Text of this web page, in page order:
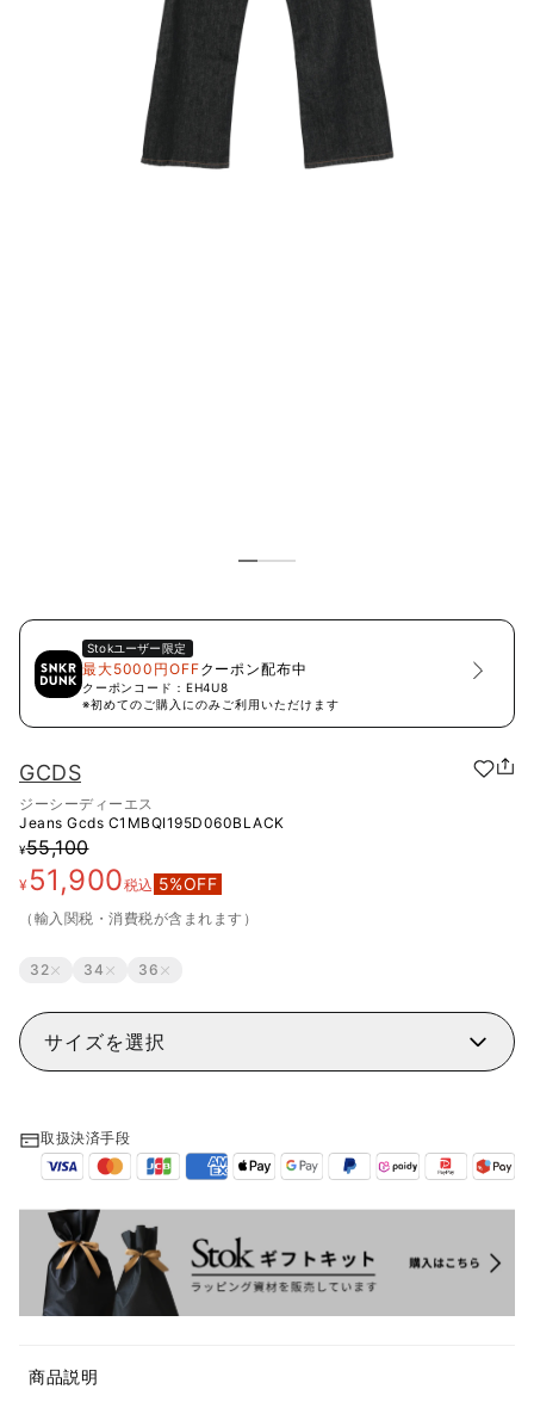
Stokユーザー限定
最大5000円OFFクーポン配布中
クーポンコード： EH4U8
※初めてのご購入にのみご利用いただけます
GCDS
ジーシーディーエス
Jeans Gcds C1MBQI195D060BLACK
¥55,100
¥ 51,900税込 5%OFF
（輸入関税・消費税が含まれます）
32 34 36
サイズを選択
取扱決済手段
商品説明